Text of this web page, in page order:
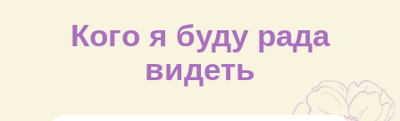
Кого я буду рада
видеть
на обучении?